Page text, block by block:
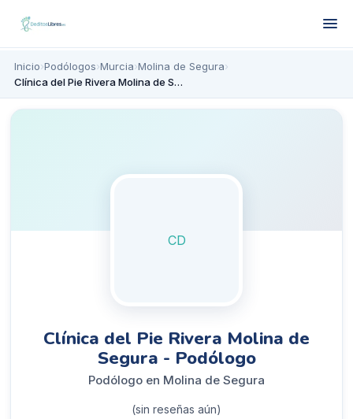
Inicio›Podólogos›Murcia›Molina de Segura›
Clínica del Pie Rivera Molina de Segura - Podólogo
CD
Clínica del Pie Rivera Molina de
Segura - Podólogo
Podólogo en Molina de Segura
(sin reseñas aún)